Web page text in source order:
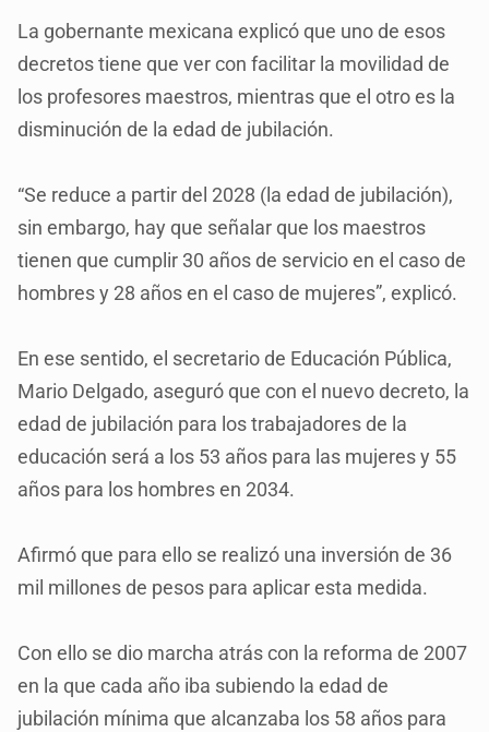
La gobernante mexicana explicó que uno de esos
decretos tiene que ver con facilitar la movilidad de
los profesores maestros, mientras que el otro es la
disminución de la edad de jubilación.
“Se reduce a partir del 2028 (la edad de jubilación),
sin embargo, hay que señalar que los maestros
tienen que cumplir 30 años de servicio en el caso de
hombres y 28 años en el caso de mujeres”, explicó.
En ese sentido, el secretario de Educación Pública,
Mario Delgado, aseguró que con el nuevo decreto, la
edad de jubilación para los trabajadores de la
educación será a los 53 años para las mujeres y 55
años para los hombres en 2034.
Afirmó que para ello se realizó una inversión de 36
mil millones de pesos para aplicar esta medida.
Con ello se dio marcha atrás con la reforma de 2007
en la que cada año iba subiendo la edad de
jubilación mínima que alcanzaba los 58 años para